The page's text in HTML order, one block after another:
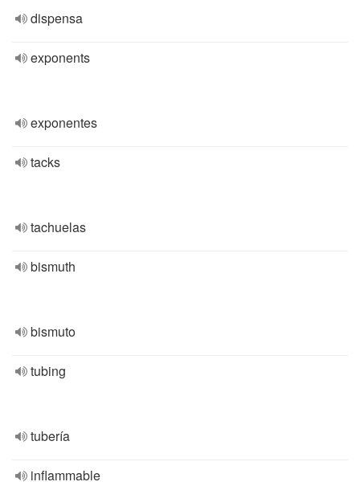
dispensa
exponents
exponentes
tacks
tachuelas
bismuth
bismuto
tubing
tubería
inflammable